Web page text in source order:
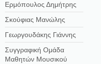
Ερμόπουλος Δημήτρης
Σκούφιας Μανώλης
Γεωργουδάκης Γιάννης
Συγγραφική Ομάδα
Μαθητών Μουσικού